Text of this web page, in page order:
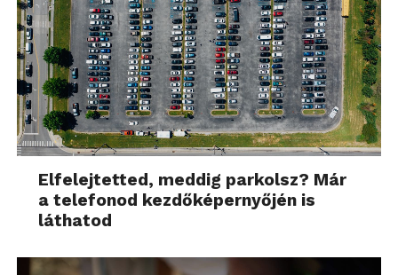
Elfelejtetted, meddig parkolsz? Már
a telefonod kezdőképernyőjén is
láthatod